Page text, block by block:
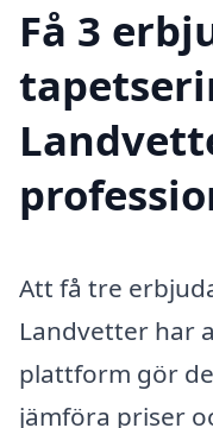
Få 3
Att få tre
Landvetter har
plattform gör
jämföra priser